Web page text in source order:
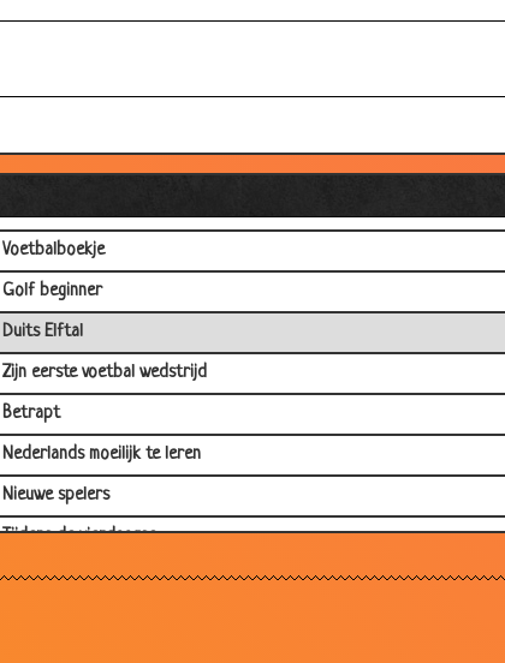
Boom
Voetbalboekje
Golf beginner
Duits Elftal
Zijn eerste voetbal wedstrijd
Betrapt
Nederlands moeilijk te leren
Nieuwe spelers
Tijdens de vierdaagse
EK-2012